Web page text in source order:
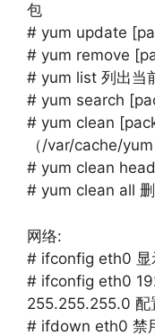
包
# yum update
# yum remove
# yum list 列出当
# yum search
# yum clean
（/var/cache/
# yum clean
# yum clean all
网络:
# ifconfig eth0 显
# ifconfig eth0
255.255.255.0 配
# ifdown eth0 禁